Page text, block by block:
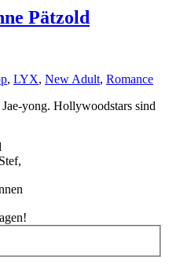
Pätzold
, LYX, New Adult, Romance
yong. Hollywoodstars sind